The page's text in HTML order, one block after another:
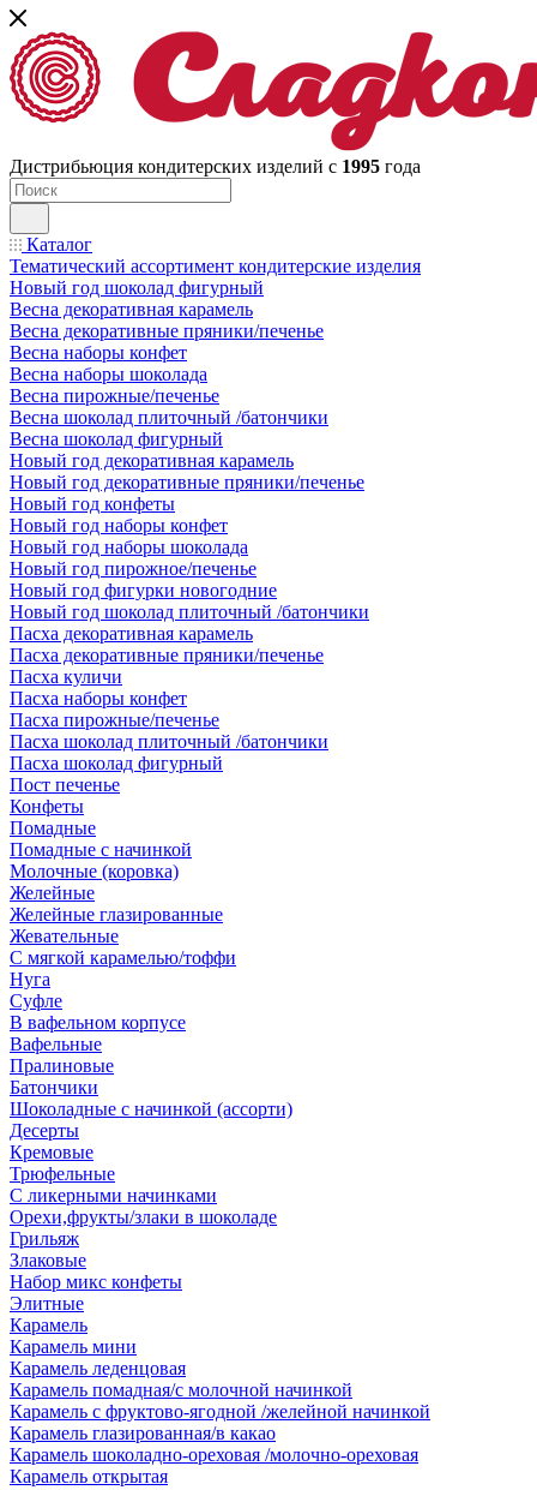
Дистрибьюция кондитерских изделий с 1995 года
Каталог
Тематический ассортимент кондитерские изделия
Новый год шоколад фигурный
Весна декоративная карамель
Весна декоративные пряники/печенье
Весна наборы конфет
Весна наборы шоколада
Весна пирожные/печенье
Весна шоколад плиточный /батончики
Весна шоколад фигурный
Новый год декоративная карамель
Новый год декоративные пряники/печенье
Новый год конфеты
Новый год наборы конфет
Новый год наборы шоколада
Новый год пирожное/печенье
Новый год фигурки новогодние
Новый год шоколад плиточный /батончики
Пасха декоративная карамель
Пасха декоративные пряники/печенье
Пасха куличи
Пасха наборы конфет
Пасха пирожные/печенье
Пасха шоколад плиточный /батончики
Пасха шоколад фигурный
Пост печенье
Конфеты
Помадные
Помадные с начинкой
Молочные (коровка)
Желейные
Желейные глазированные
Жевательные
С мягкой карамелью/тоффи
Нуга
Суфле
В вафельном корпусе
Вафельные
Пралиновые
Батончики
Шоколадные с начинкой (ассорти)
Десерты
Кремовые
Трюфельные
С ликерными начинками
Орехи,фрукты/злаки в шоколаде
Грильяж
Злаковые
Набор микс конфеты
Элитные
Карамель
Карамель мини
Карамель леденцовая
Карамель помадная/с молочной начинкой
Карамель с фруктово-ягодной /желейной начинкой
Карамель глазированная/в какао
Карамель шоколадно-ореховая /молочно-ореховая
Карамель открытая